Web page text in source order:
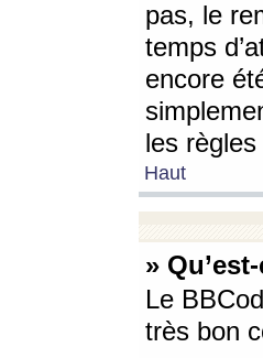
pas, le
temps
encore
les
Haut
»
Le
très bon